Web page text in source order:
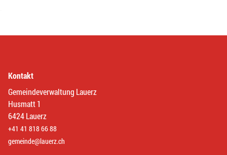
Kontakt
Gemeindeverwaltung Lauerz
Husmatt 1
6424 Lauerz
+41 41 818 66 88
gemeinde@lauerz.ch